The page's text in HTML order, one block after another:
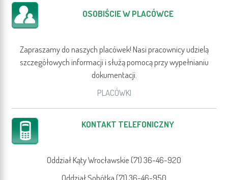
OSOBIŚCIE W PLACÓWCE
Zapraszamy do naszych placówek! Nasi pracownicy udzielą
szczegółowych informacji i służą pomocą przy wypełnianiu
dokumentacji.
PLACÓWKI
KONTAKT TELEFONICZNY
Oddział Kąty Wrocławskie (71) 36-46-920